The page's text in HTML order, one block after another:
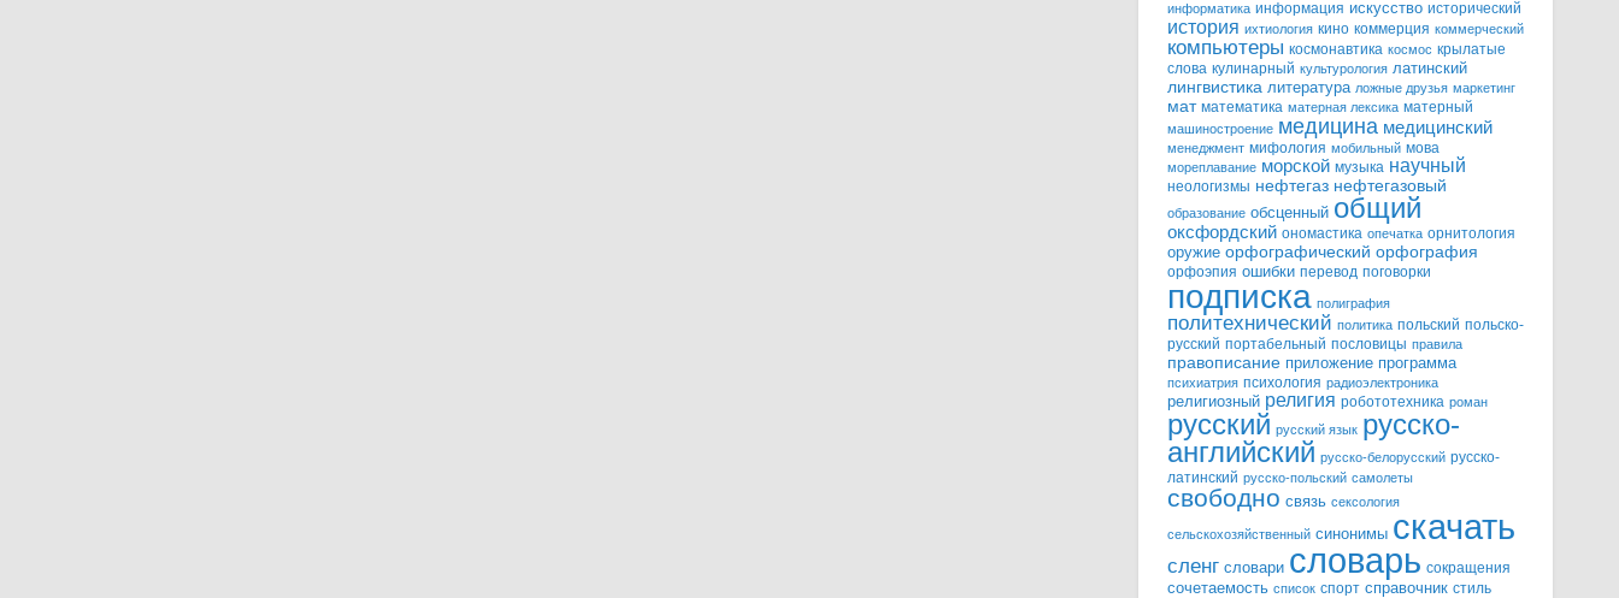
информатика информация искусство исторический
история ихтиология кино коммерция коммерческий
компьютеры космонавтика космос крылатые
слова кулинарный культурология латинский
лингвистика литература ложные друзья маркетинг
мат математика матерная лексика матерный
машиностроение медицина медицинский
менеджмент мифология мобильный мова
мореплавание морской музыка научный
неологизмы нефтегаз нефтегазовый
образование обсценный общий
оксфордский ономастика опечатка орнитология
оружие орфографический орфография
орфоэпия ошибки перевод поговорки
подписка полиграфия
политехнический политика польский польско-
русский портабельный пословицы правила
правописание приложение программа
психиатрия психология радиоэлектроника
религиозный религия робототехника роман
русский русский язык русско-
английский русско-белорусский русско-
латинский русско-польский самолеты
свободно связь сексология
сельскохозяйственный синонимы скачать
сленг словари словарь сокращения
сочетаемость список спорт справочник стиль